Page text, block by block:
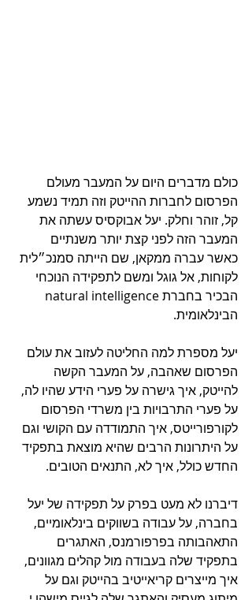
כולם מדברים היום על המעבר מעולם
הפרסום לחברות ההייטק וזה תמיד נשמע
קל, זוהר וחלק. יעל אבוקסיס עשתה את
המעבר הזה לפני קצת יותר משנתיים
כאשר עברה ממקאן, שם הייתה סמנכ״לית
לקוחות, אל גוגל ומשם לתפקידה הנוכחי
הבינלאומית.
יעל מספרת למה החליטה לעזוב את עולם
הפרסום שאהבה, על המעבר הקשה
להייטק, איך גישרה על פערי הידע שהיו לה,
על פערי התרבויות בין משרדי הפרסום
לקורפורייטס, איך התמודדה עם הקושי וגם
על היתרונות הרבים שהיא מוצאת בתפקיד
החדש כולל, איך לא, התנאים הטובים.
דיברנו לא מעט בפרק על תפקידה של יעל
בחברה, על עבודה בשווקים בינלאומיים,
התאהבותה בפרפורמנס, האתגרים
בתפקיד שלה בעבודה מול קהלים מגוונים,
איך מייצרים קריאייטיב בהייטק וגם על